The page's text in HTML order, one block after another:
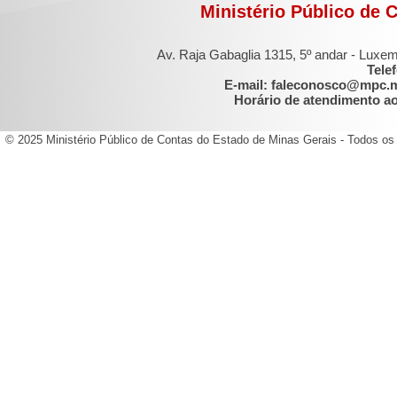
Ministério Público de
Av. Raja Gabaglia 1315, 5º andar -
E-mail:
Horário de atendimento
© 2025 Ministério Público de Contas do Estado de Minas Gerais - Todos